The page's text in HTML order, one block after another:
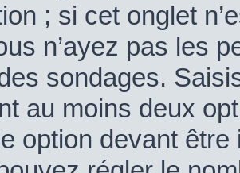
; si cet onglet
n’ayez pas les
sondages.
au moins deux
option devant